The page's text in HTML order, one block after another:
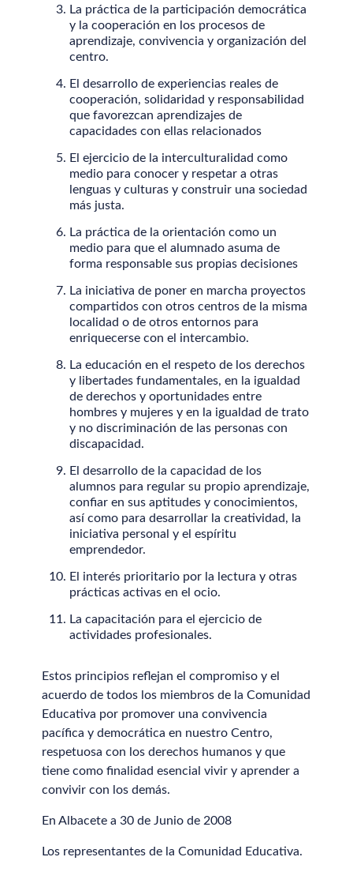
La práctica de la participación democrática
y la cooperación en los procesos de
aprendizaje, convivencia y organización del
centro.
El desarrollo de experiencias reales de
cooperación, solidaridad y responsabilidad
que favorezcan aprendizajes de
capacidades con ellas relacionados
El ejercicio de la interculturalidad como
medio para conocer y respetar a otras
lenguas y culturas y construir una sociedad
más justa.
La práctica de la orientación como un
medio para que el alumnado asuma de
forma responsable sus propias decisiones
La iniciativa de poner en marcha proyectos
compartidos con otros centros de la misma
localidad o de otros entornos para
enriquecerse con el intercambio.
La educación en el respeto de los derechos
y libertades fundamentales, en la igualdad
de derechos y oportunidades entre
hombres y mujeres y en la igualdad de trato
y no discriminación de las personas con
discapacidad.
El desarrollo de la capacidad de los
alumnos para regular su propio aprendizaje,
confiar en sus aptitudes y conocimientos,
así como para desarrollar la creatividad, la
iniciativa personal y el espíritu
emprendedor.
El interés prioritario por la lectura y otras
prácticas activas en el ocio.
La capacitación para el ejercicio de
actividades profesionales.
Estos principios reflejan el compromiso y el
acuerdo de todos los miembros de la Comunidad
Educativa por promover una convivencia
pacífica y democrática en nuestro Centro,
respetuosa con los derechos humanos y que
tiene como finalidad esencial vivir y aprender a
convivir con los demás.
En Albacete a 30 de Junio de 2008
Los representantes de la Comunidad Educativa.